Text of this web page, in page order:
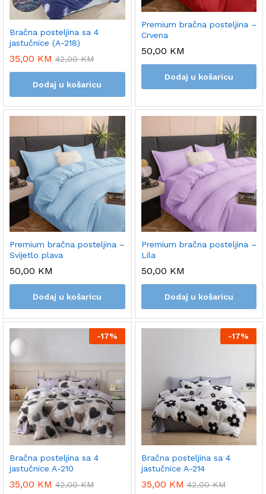
Bračna posteljina sa 4
jastučnice (A-218)
35,00 KM 42,00KM
Dodaj u košaricu
Premium bračna posteljina –
Crvena
50,00 KM
Dodaj u košaricu
Premium bračna posteljina –
Svijetlo plava
50,00 KM
Dodaj u košaricu
Premium bračna posteljina –
Lila
50,00 KM
Dodaj u košaricu
-17%
Bračna posteljina sa 4
jastučnice A-210
35,00 KM 42,00KM
-17%
Bračna posteljina sa 4
jastučnice A-214
35,00 KM 42,00KM